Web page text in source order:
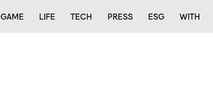
GAME LIFE TECH PRESS ESG WITH